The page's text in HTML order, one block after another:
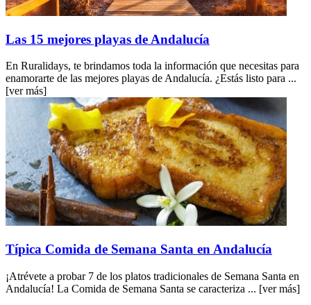
Las 15 mejores playas de Andalucía
En Ruralidays, te brindamos toda la información que necesitas para
enamorarte de las mejores playas de Andalucía. ¿Estás listo para ...
[ver más]
Típica Comida de Semana Santa en Andalucía
¡Atrévete a probar 7 de los platos tradicionales de Semana Santa en
Andalucía! La Comida de Semana Santa se caracteriza ... [ver más]